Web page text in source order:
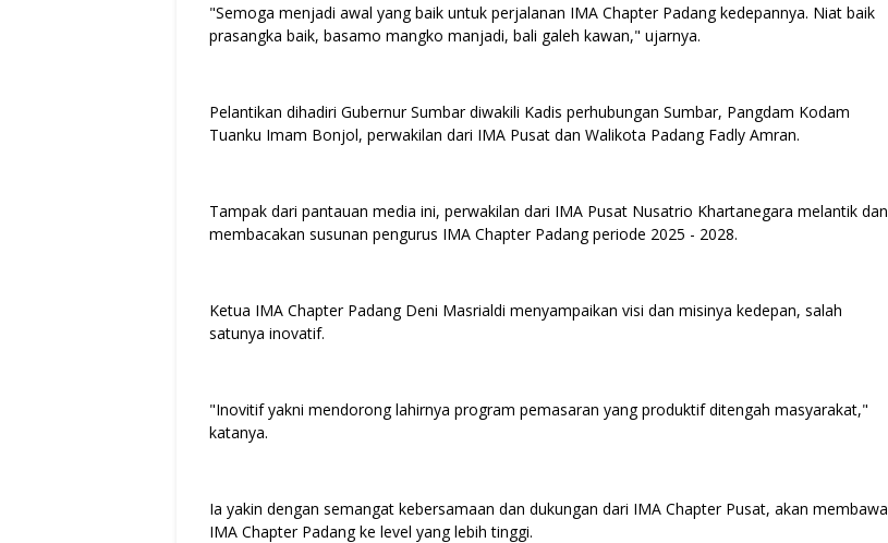
"Semoga menjadi awal yang baik untuk perjalanan IMA Chapter Padang kedepannya. Niat baik
prasangka baik, basamo mangko manjadi, bali galeh kawan," ujarnya.
Pelantikan dihadiri Gubernur Sumbar diwakili Kadis perhubungan Sumbar, Pangdam Kodam
Tuanku Imam Bonjol, perwakilan dari IMA Pusat dan Walikota Padang Fadly Amran.
Tampak dari pantauan media ini, perwakilan dari IMA Pusat Nusatrio Khartanegara melantik dan
membacakan susunan pengurus IMA Chapter Padang periode 2025 - 2028.
Ketua IMA Chapter Padang Deni Masrialdi menyampaikan visi dan misinya kedepan, salah
satunya inovatif.
"Inovitif yakni mendorong lahirnya program pemasaran yang produktif ditengah masyarakat,"
katanya.
Ia yakin dengan semangat kebersamaan dan dukungan dari IMA Chapter Pusat, akan membawa
IMA Chapter Padang ke level yang lebih tinggi.